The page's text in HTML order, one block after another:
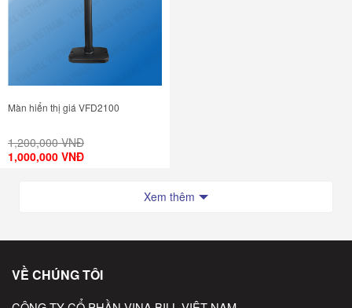
Màn hiển thị giá VFD2100
1,200,000 VNĐ
1,000,000 VNĐ
Xem thêm
VỀ CHÚNG TÔI